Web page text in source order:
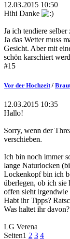
12.03.2015 10:50
Hihi Danke
Ja ich tendiere
Ja das Wetter muss
Gesicht. Aber mit
schön karschiert
#15
Vor der Hochzeit /
12.03.2015 10:35
Hallo!
Sorry, wenn der
verschieben.
Ich bin noch immer
lange Naturlocken
Lockenkopf bin ich
überlegen, ob ich sie
offen sieht irgendwie
Habt ihr Tipps?
Was haltet ihr davon?
LG Verena
Seiten1 2 3 4